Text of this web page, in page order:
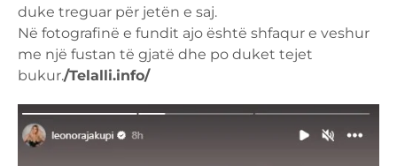
duke treguar për jetën e saj.
Në fotografinë e fundit ajo është shfaqur e veshur
me një fustan të gjatë dhe po duket tejet
bukur./Telalli.info/